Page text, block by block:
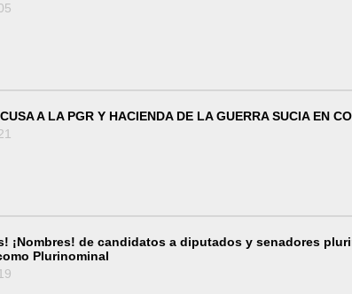
A LA PGR Y HACIENDA DE LA GUERRA SUCIA EN
¡Nombres! de candidatos a diputados y senadores
Plurinominal